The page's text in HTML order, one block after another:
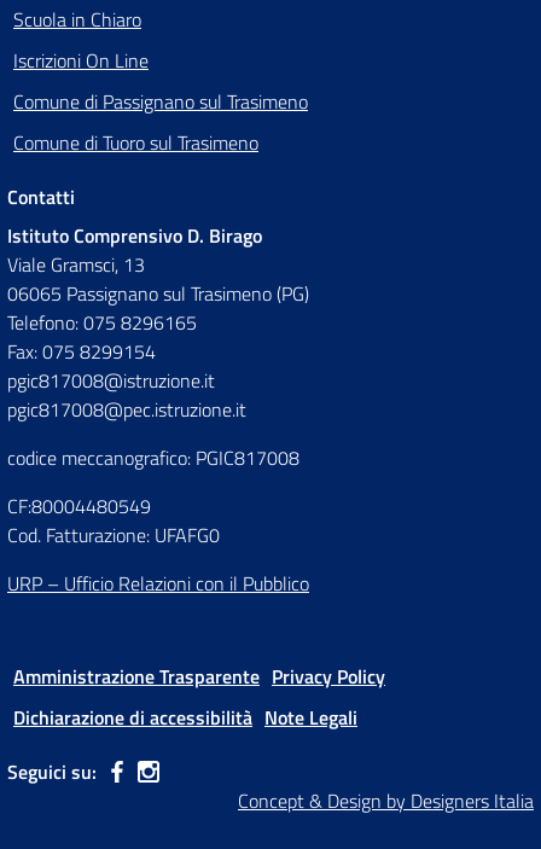
Scuola in Chiaro
Iscrizioni On Line
Comune di Passignano sul Trasimeno
Comune di Tuoro sul Trasimeno
Contatti
Istituto Comprensivo D. Birago
Viale Gramsci, 13
06065 Passignano sul Trasimeno (PG)
Telefono: 075 8296165
Fax: 075 8299154
pgic817008@istruzione.it
pgic817008@pec.istruzione.it
codice meccanografico: PGIC817008
CF:80004480549
Cod. Fatturazione: UFAFG0
URP – Ufficio Relazioni con il Pubblico
Amministrazione Trasparente Privacy Policy
Dichiarazione di accessibilità Note Legali
Seguici su:
Concept & Design by Designers Italia